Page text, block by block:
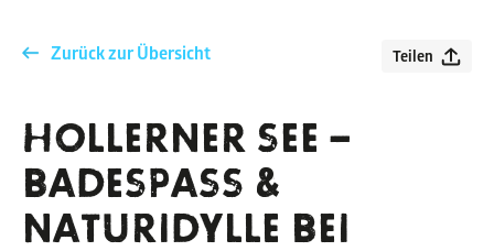
Zurück zur Übersicht Teilen
HOLLERNER SEE –
BADESPASS & N
ATURIDYLLE BEI M